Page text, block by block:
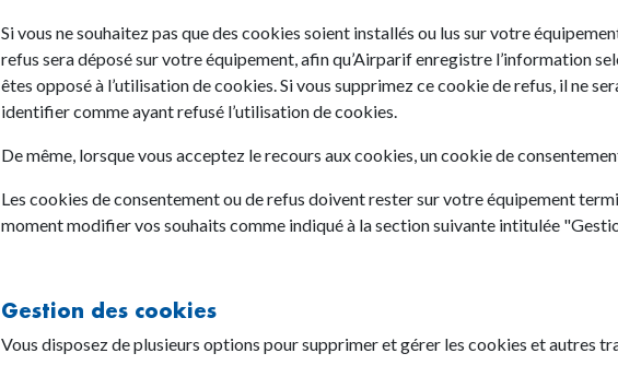
Si vous ne souhaitez pas que des cookies soient installés ou lus sur votre
refus sera déposé sur votre équipement, afin qu’Airparif enregistre l’information
êtes opposé à l’utilisation de cookies. Si vous supprimez ce cookie de refus, il ne
identifier comme ayant refusé l’utilisation de cookies.
De même, lorsque vous acceptez le recours aux cookies, un cookie de
Les cookies de consentement ou de refus doivent rester sur votre équipement
moment modifier vos souhaits comme indiqué à la section suivante intitulée
Gestion des cookies
Vous disposez de plusieurs options pour supprimer et gérer les cookies et autres